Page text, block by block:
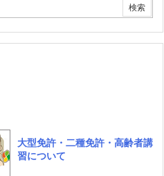
大型免許・二種免許・高齢者講
習について